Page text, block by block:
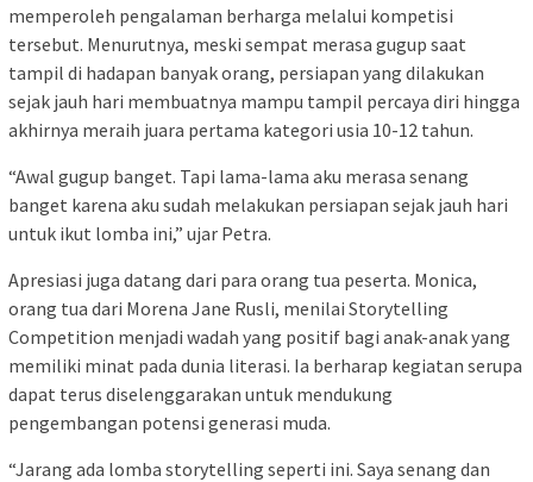
memperoleh pengalaman berharga melalui kompetisi
tersebut. Menurutnya, meski sempat merasa gugup saat
tampil di hadapan banyak orang, persiapan yang dilakukan
sejak jauh hari membuatnya mampu tampil percaya diri hingga
akhirnya meraih juara pertama kategori usia 10-12 tahun.
“Awal gugup banget. Tapi lama-lama aku merasa senang
banget karena aku sudah melakukan persiapan sejak jauh hari
untuk ikut lomba ini,” ujar Petra.
Apresiasi juga datang dari para orang tua peserta. Monica,
orang tua dari Morena Jane Rusli, menilai Storytelling
Competition menjadi wadah yang positif bagi anak-anak yang
memiliki minat pada dunia literasi. Ia berharap kegiatan serupa
dapat terus diselenggarakan untuk mendukung
pengembangan potensi generasi muda.
“Jarang ada lomba storytelling seperti ini. Saya senang dan